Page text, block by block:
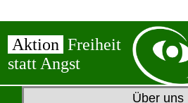
Aktion Freiheit
statt Angst
Über uns